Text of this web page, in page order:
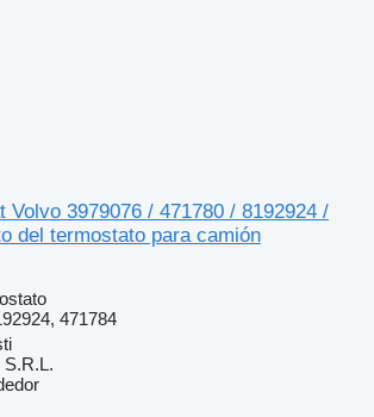
Volvo 3979076 / 471780 / 8192924 /
del termostato para camión
471784